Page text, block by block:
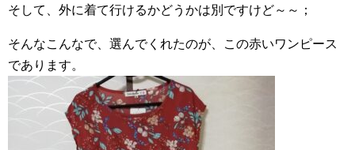
そして、外に着て行けるかどうかは別ですけど～～；
そんなこんなで、選んでくれたのが、この赤いワンピース
であります。